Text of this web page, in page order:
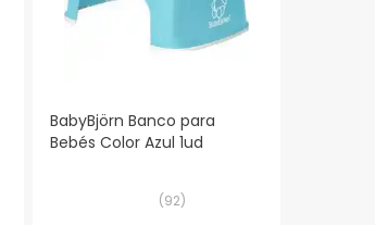
BabyBjörn Banco para
Bebés Color Azul 1ud
(92)